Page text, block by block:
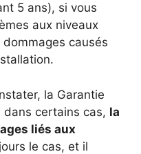
5 ans), si vous
aux niveaux
causés
la Garantie
certains cas, la
liés aux
le cas, et il